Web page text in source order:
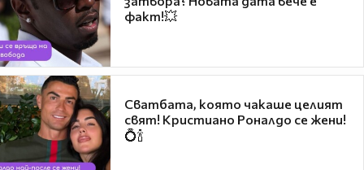
факт!💥
Сватбата, която чакаше целият
свят! Кристиано Роналдо се жени!
💍🍾